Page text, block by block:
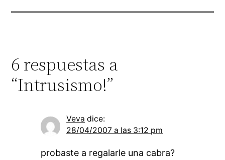
6 respuestas a
“Intrusismo!”
Veva dice:
28/04/2007 a las 3:12 pm
probaste a regalarle una cabra?